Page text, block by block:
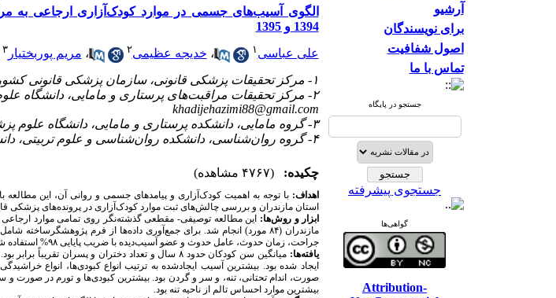
آرشیو
برای نویسندگان
اصول شفافیت
تماس با ما
جستجو در پایگاه
جستجوی پیشرفته
گواهی‌ها
Attribution-
الگوی آسیب‌های جسمی در موارد کودک‌آزاری ارجاعی به
1394 و 1395
علی عباسی ۱ ، خدیجه عظیمی۲ ، مریم پوربختیار ۳
۱- مرکز تحقیقات پزشکی قانونی، سازمان پزشکی قانونی کشور، تهران، ایران
۲- مرکز تحقیقات مراقبت‌های پرستاری و مامایی، دانشگاه علوم پزشکی تهران، تهران، ایران ،
khadijehazimi88@gmail.com
۳- گروه مامایی، دانشکده پرستاری و مامایی، دانشگاه علوم پزشکی شهید بهشتی، تهران، ایران
۴- گروه روان‌شناسی، دانشکده روان‌شناسی و علوم تربیتی، دانشگاه یزد، یزد، ایران
چکیده: (۴۷۶۷ مشاهده)
اهداف: با توجه به اهمیت کودک‌آزاری و پیامدهای جسمی و روانی آن، این
استان مازندران و بررسی چالش‌های ثبت موارد کودک‌آزاری در پرونده‌های پزشکی
ابزار و روشها:
مازندران (۸۴ مورد) انجام شد. برای جمع‌آوری داده‌ها از فرم
جراحت، زمان حدوث، عامل حدوث و عضو آسیب‌دیده با ضریب پایایی ۹۸% استفاده شد.
یافتهها:
ایجاد شده بود. بیشترین آسیب ایجادشده به ترتیب انواع کبودی‌ها، انواع
صورت، اندام تحتانی، تنه، و سر و گردن بود. بیشترین کبودی‌ها و تورم در صورت
بیشترین موارد احساس تالم از ناحیه تنه بود.